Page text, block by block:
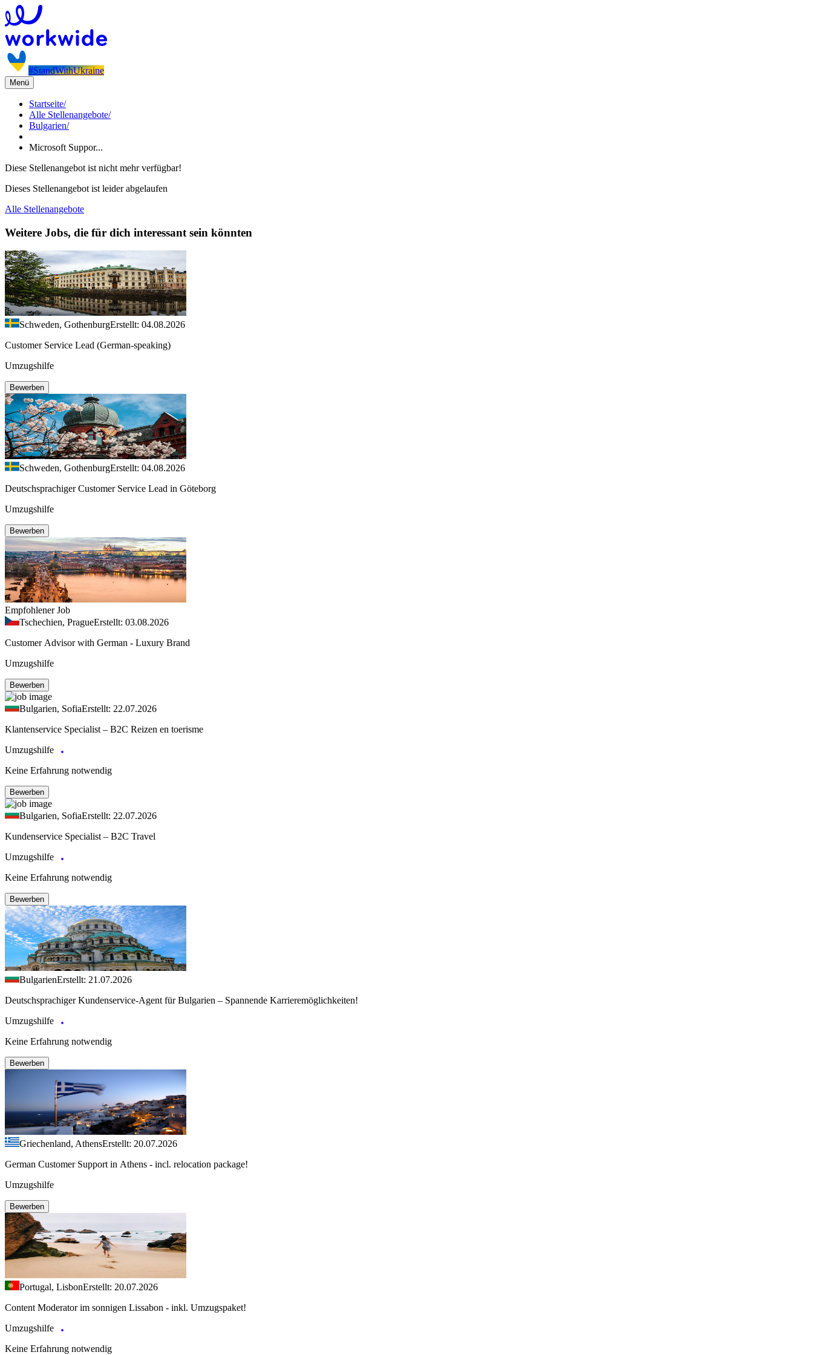
#StandWithUkraine
Menü
Startseite/
Alle Stellenangebote/
Bulgarien/
Microsoft Suppor...
Diese Stellenangebot ist nicht mehr verfügbar!
Dieses Stellenangebot ist leider abgelaufen
Alle Stellenangebote
Weitere Jobs, die für dich interessant sein könnten
Schweden, GothenburgErstellt: 04.08.2026
Customer Service Lead (German-speaking)
Umzugshilfe
Bewerben
Schweden, GothenburgErstellt: 04.08.2026
Deutschsprachiger Customer Service Lead in Göteborg
Umzugshilfe
Bewerben
Empfohlener Job
Tschechien, PragueErstellt: 03.08.2026
Customer Advisor with German - Luxury Brand
Umzugshilfe
Bewerben
Bulgarien, SofiaErstellt: 22.07.2026
Klantenservice Specialist – B2C Reizen en toerisme
Umzugshilfe
Keine Erfahrung notwendig
Bewerben
Bulgarien, SofiaErstellt: 22.07.2026
Kundenservice Specialist – B2C Travel
Umzugshilfe
Keine Erfahrung notwendig
Bewerben
BulgarienErstellt: 21.07.2026
Deutschsprachiger Kundenservice-Agent für Bulgarien – Spannende Karrieremöglichkeiten!
Umzugshilfe
Keine Erfahrung notwendig
Bewerben
Griechenland, AthensErstellt: 20.07.2026
German Customer Support in Athens - incl. relocation package!
Umzugshilfe
Bewerben
Portugal, LisbonErstellt: 20.07.2026
Content Moderator im sonnigen Lissabon - inkl. Umzugspaket!
Umzugshilfe
Keine Erfahrung notwendig